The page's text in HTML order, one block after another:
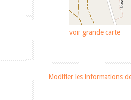
voir grande carte
Modifier les informations